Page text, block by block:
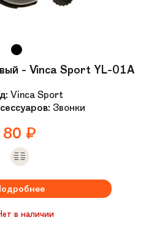
дополнительные боковые
велосипеда изготовлена из
стали и имеет надежные
узлы
- Vinca Sport YL-01A
Vinca Sport
Звонки
80 ₽
в наличии